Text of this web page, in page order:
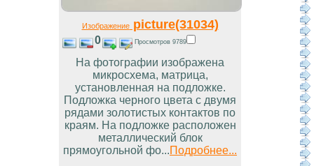
Изображениеpicture(31034)
0 Просмотров 9789
На фотографии изображена
микросхема, матрица,
установленная на подложке.
Подложка черного цвета с двумя
рядами золотистых контактов по
краям. На подложке расположен
металлический блок
прямоугольной фо...Подробнее...